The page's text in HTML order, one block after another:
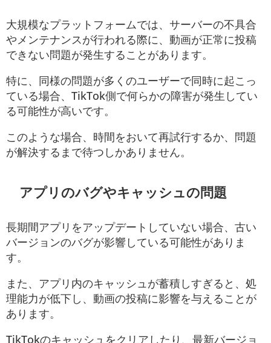
大規模なプラットフォームでは、サーバーの不具合
やメンテナンスが行われる際に、動画が正常に投稿
できない問題が発生することがあります。
特に、同様の問題が多くのユーザーで同時に起こっ
ている場合、TikTok側で何らかの障害が発生してい
る可能性が高いです。
このような場合、時間をおいて再試行するか、問題
が解決するまで待つしかありません。
アプリのバグやキャッシュの問題
長期間アプリをアップデートしていない場合、古い
バージョンのバグが影響している可能性がありま
す。
また、アプリ内のキャッシュが蓄積しすぎると、処
理能力が低下し、動画の投稿に影響を与えることが
あります。
TikTokのキャッシュをクリアしたり、最新バージョ